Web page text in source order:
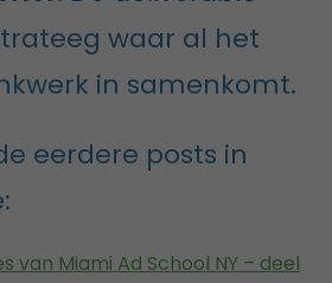
waar al het
in samenkomt.
eerdere posts in
van Miami Ad School NY – deel